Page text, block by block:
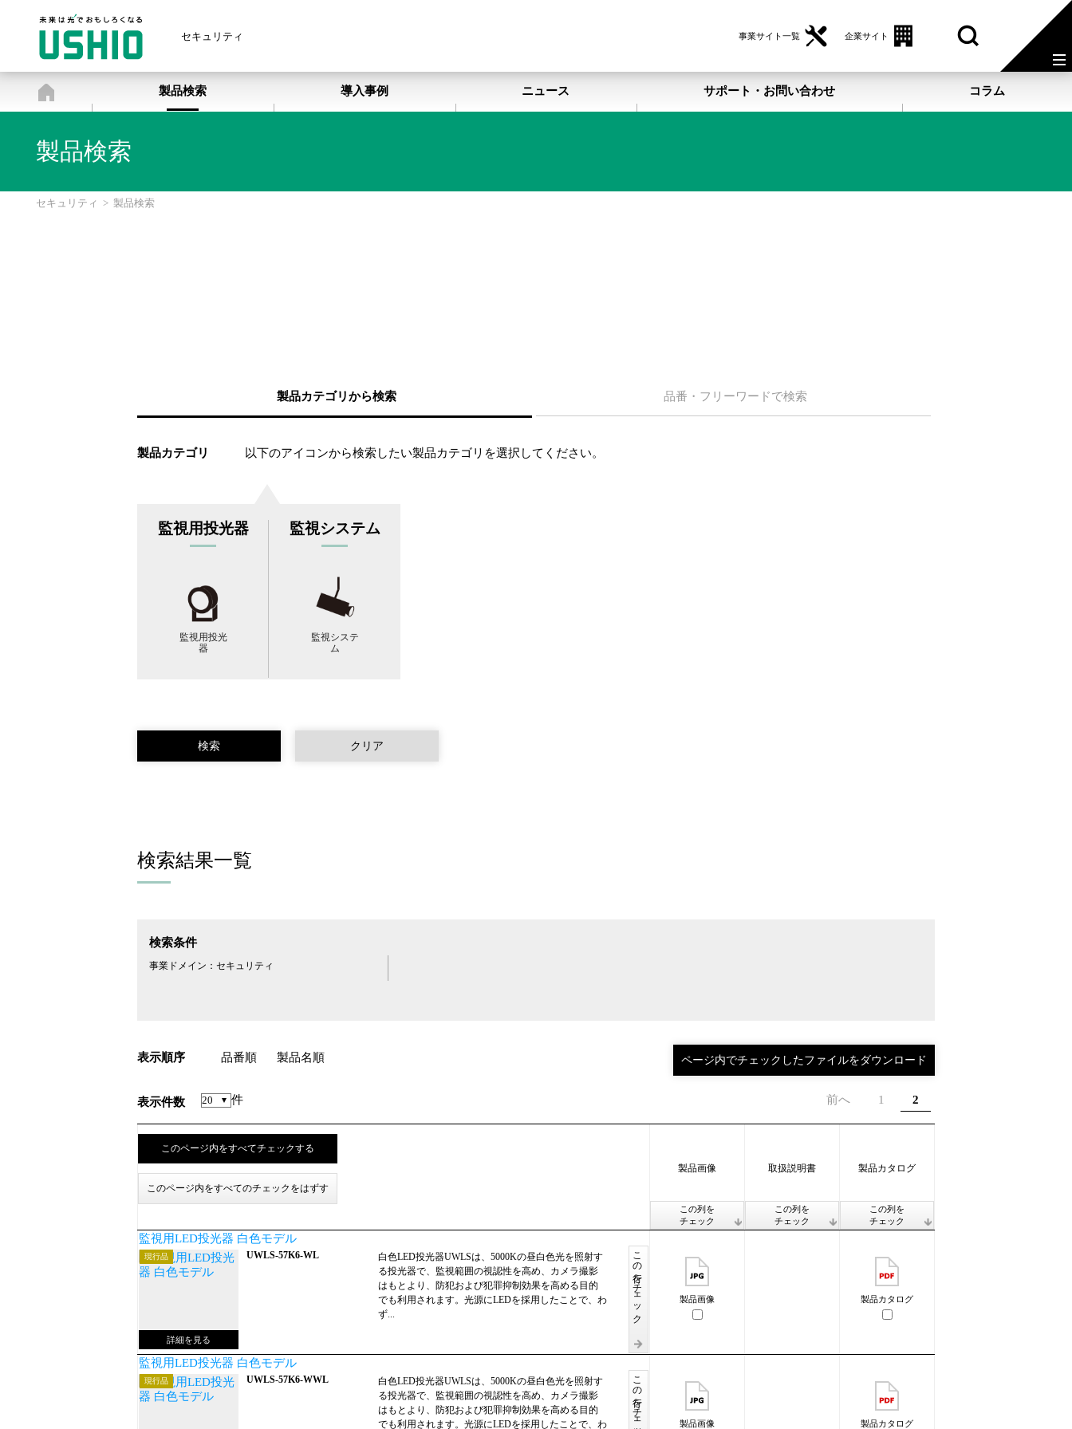
セキュリティ 事業サイト一覧 企業サイト
セキュリティ
製品検索 導入事例 ニュース サポート・お問い合わせ コラム
製品検索
セキュリティ > 製品検索
製品カテゴリから検索 品番・フリーワードで検索
製品カテゴリ 以下のアイコンから検索したい製品カテゴリを選択してください。
監視用投光器
監視用投光
器
監視システム
監視システ
ム
検索結果一覧
検索条件
事業ドメイン： セキュリティ
表示順序 品番順 製品名順
表示件数 件 前へ 1 2
製品画像
この列を
チェック
取扱説明書
この列を
チェック
製品カタログ
この列を
チェック
監視用LED投光器 白色モデル
現行品 この行をチェック
UWLS-57K6-WL
白色LED投光器UWLSは、5000Kの昼白色光を照射す
る投光器で、監視範囲の視認性を高め、カメラ撮影
はもとより、防犯および犯罪抑制効果を高める目的
でも利用されます。光源にLEDを採用したことで、わ
ず...
製品画像 製品カタログ
監視用LED投光器 白色モデル
現行品 この行をチェック
UWLS-57K6-WWL
白色LED投光器UWLSは、5000Kの昼白色光を照射す
る投光器で、監視範囲の視認性を高め、カメラ撮影
はもとより、防犯および犯罪抑制効果を高める目的
でも利用されます。光源にLEDを採用したことで、わ
製品画像 製品カタログ